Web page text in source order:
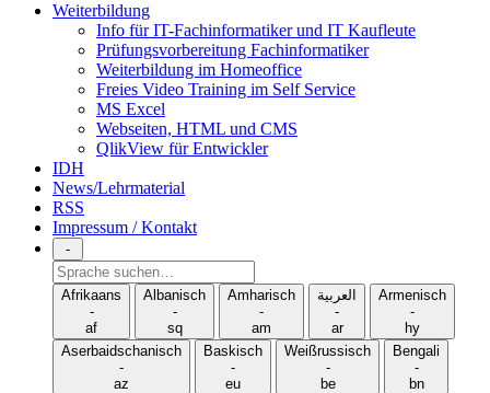
Weiterbildung
Info für IT-Fachinformatiker und IT Kaufleute
Prüfungsvorbereitung Fachinformatiker
Weiterbildung im Homeoffice
Freies Video Training im Self Service
MS Excel
Webseiten, HTML und CMS
QlikView für Entwickler
IDH
News/Lehrmaterial
RSS
Impressum / Kontakt
-
Sprache
suchen
Afrikaans
-
af
Albanisch
-
sq
Amharisch
-
am
العربية
-
ar
Armenisch
-
hy
Aserbaidschanisch
-
az
Baskisch
-
eu
Weißrussisch
-
be
Bengali
-
bn